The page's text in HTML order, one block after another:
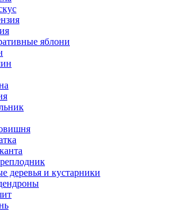
яблони
деревья и кустарники